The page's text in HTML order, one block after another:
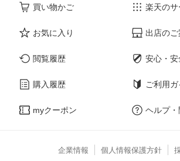
買い物かご
お気に入り
閲覧履歴
購入履歴
myクーポン
楽天の
出店のご
安心・
ご利用ガ
ヘルプ
企業情報 個人情報保護方針